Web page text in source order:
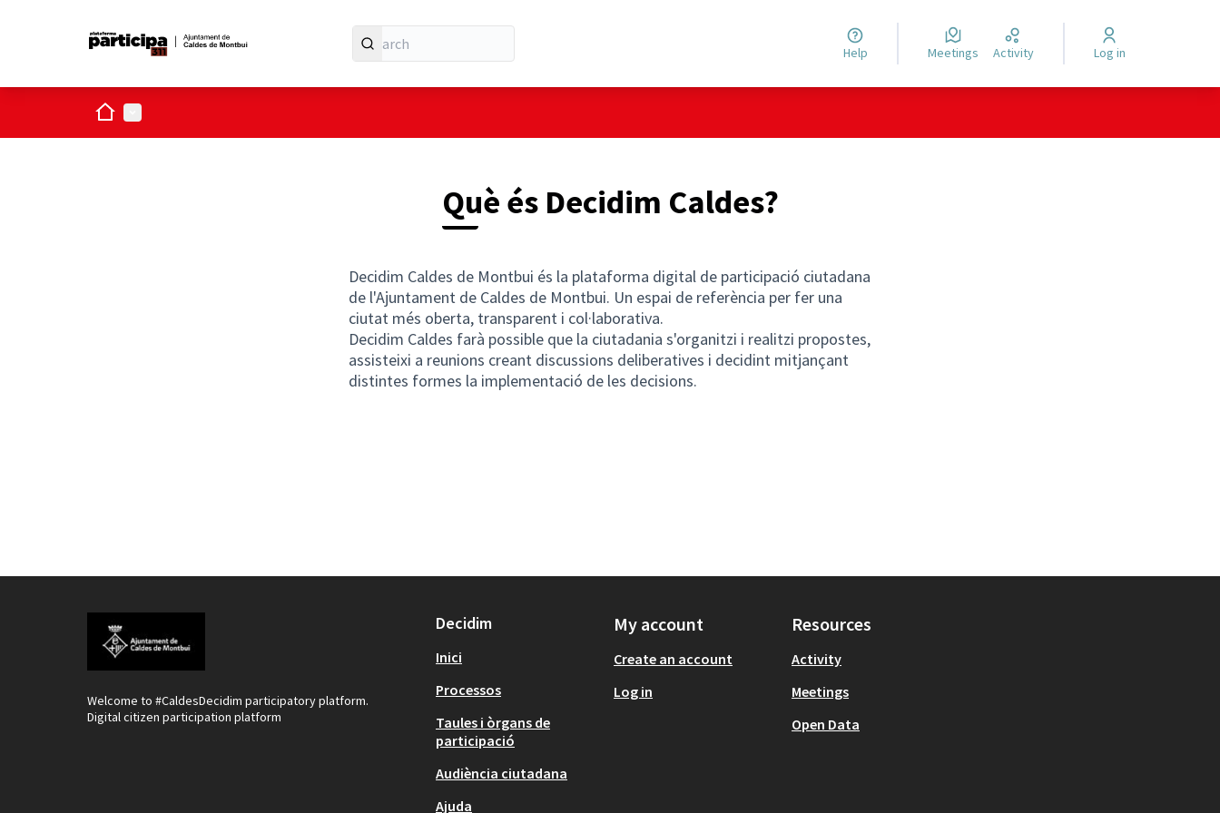
Help Meetings Activity Log in
HomeMain menu
Què és Decidim Caldes?
Decidim Caldes de Montbui és la plataforma digital de participació ciutadana
de l'Ajuntament de Caldes de Montbui. Un espai de referència per fer una
ciutat més oberta, transparent i col·laborativa.
Decidim Caldes farà possible que la ciutadania s'organitzi i realitzi propostes,
assisteixi a reunions creant discussions deliberatives i decidint mitjançant
distintes formes la implementació de les decisions.
Welcome to #CaldesDecidim participatory platform.
Digital citizen participation platform
Decidim
Inici
Processos
Taules i òrgans de
participació
Audiència ciutadana
Ajuda
My account
Create an account
Log in
Resources
Activity
Meetings
Open Data